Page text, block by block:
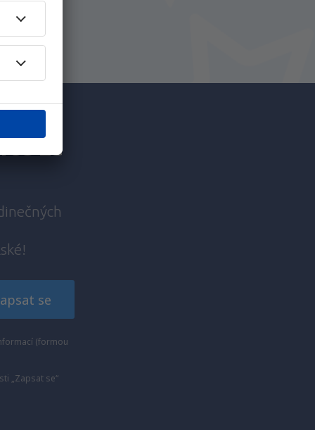
za
se
(formou
„Zapsat se“